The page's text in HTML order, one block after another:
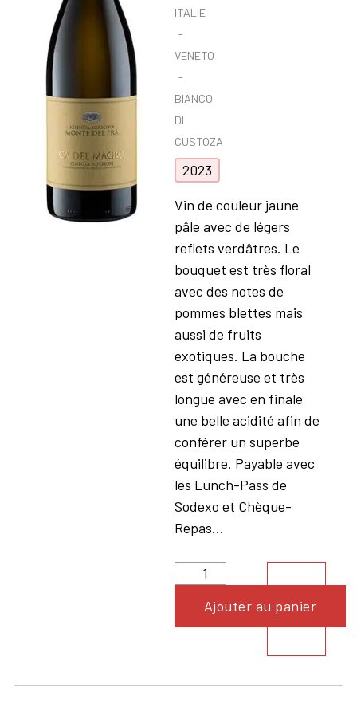
ITALIE
VENETO
BIANCO
DI
CUSTOZA
2023
Vin de couleur jaune
pâle avec de légers
reflets verdâtres. Le
bouquet est très floral
avec des notes de
pommes blettes mais
aussi de fruits
exotiques. La bouche
est généreuse et très
longue avec en finale
une belle acidité afin de
conférer un superbe
équilibre. Payable avec
les Lunch-Pass de
Sodexo et Chèque-
Repas...
Ajouter au panierVoir le